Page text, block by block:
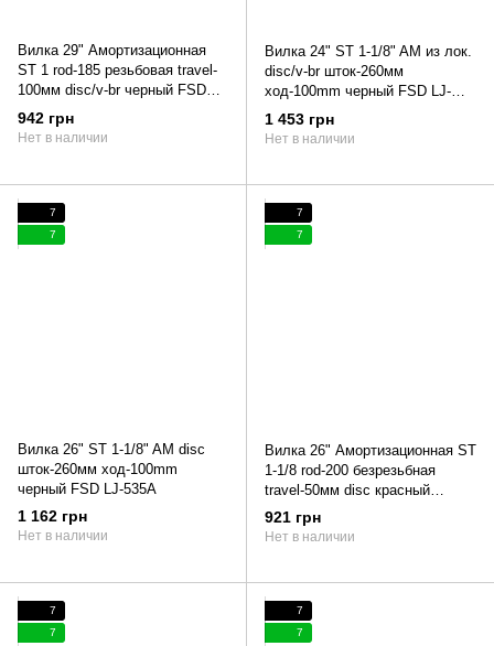
Вилка 29" Амортизационная
ST 1 rod-185 резьбовая travel-
100мм disc/v-br черный FSD
LJ-531
942 грн
Нет в наличии
Вилка 24" ST 1-1/8" AM из лок.
disc/v-br шток-260мм
ход-100mm черный FSD LJ-
536M
1 453 грн
Нет в наличии
7
7
Вилка 26" ST 1-1/8" AM disc
шток-260мм ход-100mm
черный FSD LJ-535A
1 162 грн
Нет в наличии
7
7
Вилка 26" Амортизационная ST
1-1/8 rod-200 безрезьбная
travel-50мм disc красный
(матовый) YS 3041 matt LIANJI
LJ641 TREK
921 грн
Нет в наличии
7
7
7
7